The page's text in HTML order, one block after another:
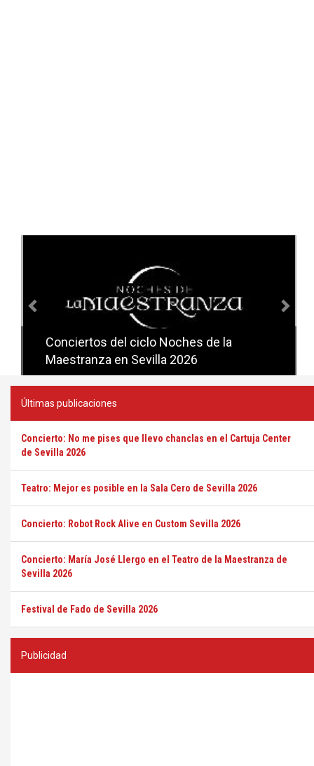
Conciertos del ciclo Noches de la
Maestranza en Sevilla 2026
Conciertos del ciclo Candlelight en
Sevilla
Últimas publicaciones
Concierto: No me pises que llevo chanclas en el Cartuja Center
de Sevilla 2026
Teatro: Mejor es posible en la Sala Cero de Sevilla 2026
Concierto: Robot Rock Alive en Custom Sevilla 2026
Concierto: María José Llergo en el Teatro de la Maestranza de
Sevilla 2026
Festival de Fado de Sevilla 2026
Publicidad